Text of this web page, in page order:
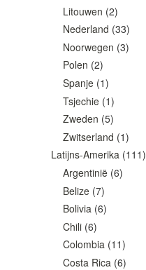
Litouwen (2)
Nederland (33)
Noorwegen (3)
Polen (2)
Spanje (1)
Tsjechie (1)
Zweden (5)
Zwitserland (1)
Latijns-Amerika (111)
Argentinië (6)
Belize (7)
Bolivia (6)
Chili (6)
Colombia (11)
Costa Rica (6)